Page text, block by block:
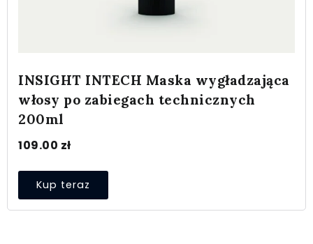
INSIGHT INTECH Maska wygładzająca
włosy po zabiegach technicznych
200ml
109.00 zł
Kup teraz